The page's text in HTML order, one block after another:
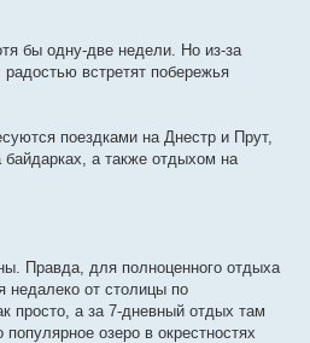
бы одну-две недели. Но из-за
встретят побережья
поездками на Днестр и Прут,
а также отдыхом на
Правда, для полноценного отдыха
недалеко от столицы по
просто, а за 7-дневный отдых там
озеро в окрестностях